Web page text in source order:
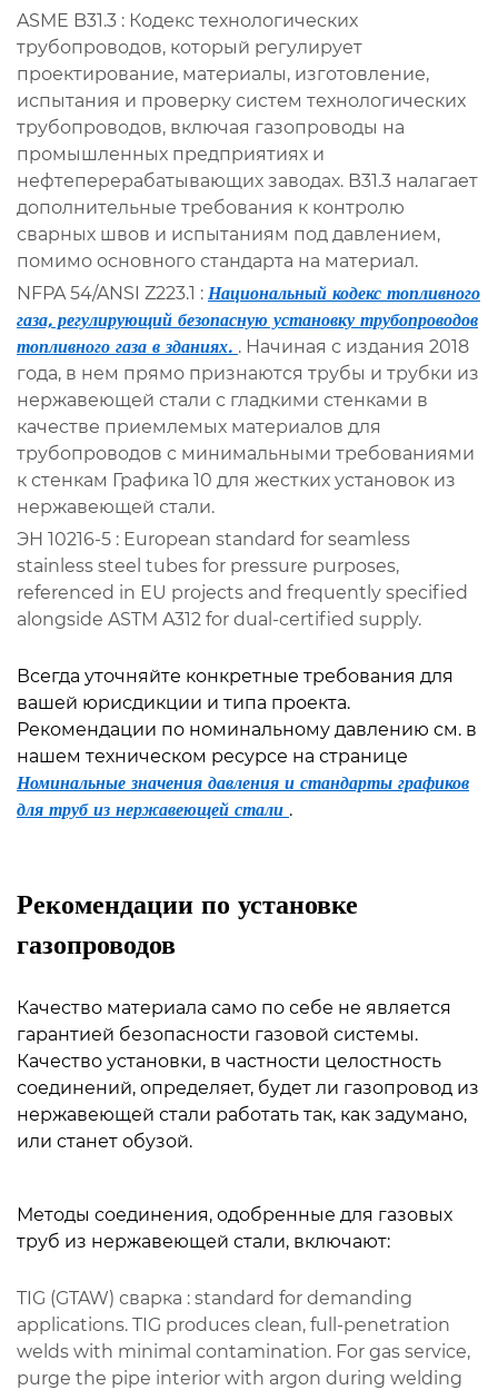
ASME B31.3 : Кодекс технологических
трубопроводов, который регулирует
проектирование, материалы, изготовление,
испытания и проверку систем технологических
трубопроводов, включая газопроводы на
промышленных предприятиях и
нефтеперерабатывающих заводах. B31.3 налагает
дополнительные требования к контролю
сварных швов и испытаниям под давлением,
помимо основного стандарта на материал.
NFPA 54/ANSI Z223.1 : Национальный кодекс топливного
газа, регулирующий безопасную установку трубопроводов
топливного газа в зданиях. . Начиная с издания 2018
года, в нем прямо признаются трубы и трубки из
нержавеющей стали с гладкими стенками в
качестве приемлемых материалов для
трубопроводов с минимальными требованиями
к стенкам Графика 10 для жестких установок из
нержавеющей стали.
ЭН 10216-5 : European standard for seamless
stainless steel tubes for pressure purposes,
referenced in EU projects and frequently specified
alongside ASTM A312 for dual-certified supply.
Всегда уточняйте конкретные требования для
вашей юрисдикции и типа проекта.
Рекомендации по номинальному давлению см. в
нашем техническом ресурсе на странице
Номинальные значения давления и стандарты графиков
для труб из нержавеющей стали .
Рекомендации по установке
газопроводов
Качество материала само по себе не является
гарантией безопасности газовой системы.
Качество установки, в частности целостность
соединений, определяет, будет ли газопровод из
нержавеющей стали работать так, как задумано,
или станет обузой.
Методы соединения, одобренные для газовых
труб из нержавеющей стали, включают:
TIG (GTAW) сварка : standard for demanding
applications. TIG produces clean, full-penetration
welds with minimal contamination. For gas service,
purge the pipe interior with argon during welding